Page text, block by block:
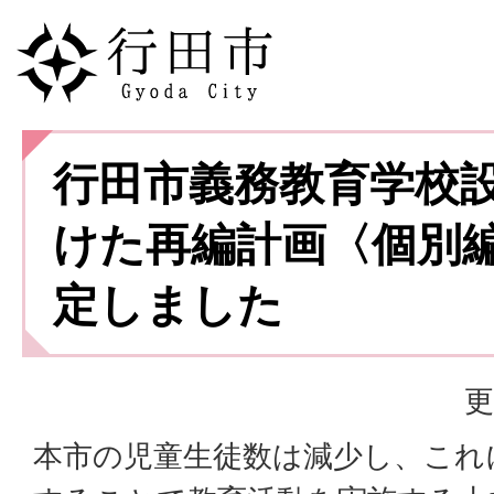
行田市義務教育学校
けた再編計画〈個別
定しました
本市の児童生徒数は減少し、こ